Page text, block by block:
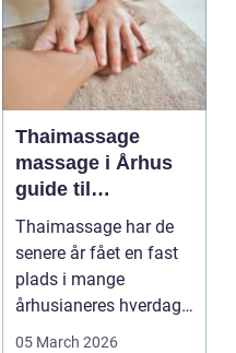
Thaimassage
massage i Århus
guide til
afslapning,
smidighed og
bedre velvære
Thaimassage har de
senere år fået en fast
plads i mange
århusianeres hverdag.
Flere bruger den både
05 March 2026